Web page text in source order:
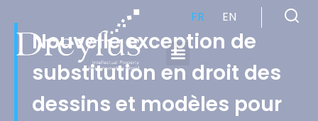
FR EN
Nouvelle exception de
substitution en droit des
dessins et modèles pour